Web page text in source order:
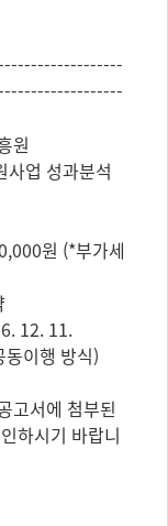
원
업 성과분석
원 (*부가세
12. 11.
이행 방식)
고서에 첨부된
하시기 바랍니